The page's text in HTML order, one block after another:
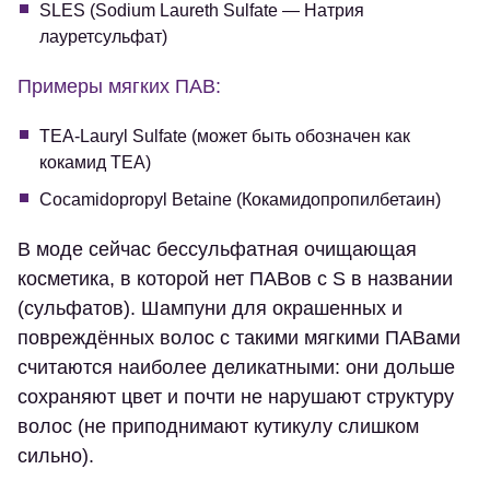
SLES (Sodium Laureth Sulfate — Натрия
лауретсульфат)
Примеры мягких ПАВ:
TEA-Lauryl Sulfate (может быть обозначен как
кокамид TEA)
Cocamidopropyl Betaine (Кокамидопропилбетаин)
В моде сейчас бессульфатная очищающая
косметика, в которой нет ПАВов с S в названии
(сульфатов). Шампуни для окрашенных и
повреждённых волос с такими мягкими ПАВами
считаются наиболее деликатными: они дольше
сохраняют цвет и почти не нарушают структуру
волос (не приподнимают кутикулу слишком
сильно).